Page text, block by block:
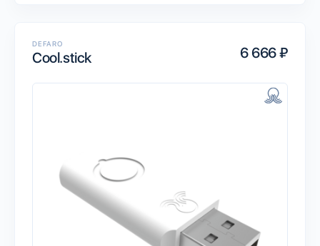
DEFARO
Cool.stick 6 666 ₽